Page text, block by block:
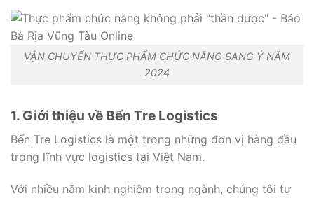
VẬN CHUYỂN THỰC PHẨM CHỨC NĂNG SANG Ý NĂM
2024
1. Giới thiệu về Bến Tre Logistics
Bến Tre Logistics là một trong những đơn vị hàng đầu
trong lĩnh vực logistics tại Việt Nam.
Với nhiều năm kinh nghiệm trong ngành, chúng tôi tự